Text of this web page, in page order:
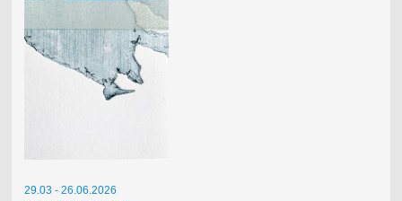
29.03 - 26.06.2026